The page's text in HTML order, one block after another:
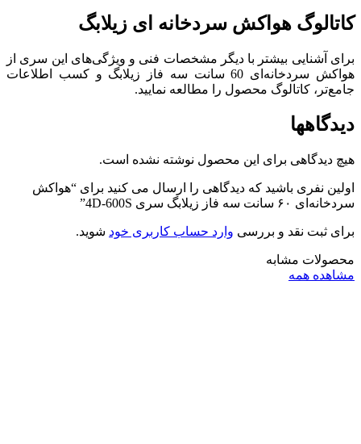
کاتالوگ هواکش سردخانه ‌ای زیلابگ
برای آشنایی بیشتر با دیگر مشخصات فنی و ویژگی‌های این سری از
هواکش سردخانه‌ای 60 سانت سه فاز زیلابگ و کسب اطلاعات
جامع‌تر، کاتالوگ محصول را مطالعه نمایید.
دیدگاهها
هیچ دیدگاهی برای این محصول نوشته نشده است.
اولین نفری باشید که دیدگاهی را ارسال می کنید برای “هواکش
سردخانه‌ای ۶۰ سانت سه فاز زیلابگ سری 4D-600S”
برای ثبت نقد و بررسی وارد حساب کاربری خود شوید.
محصولات مشابه
مشاهده همه